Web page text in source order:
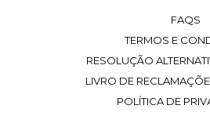
FAQS
TERMOS E
RESOLUÇÃO
LIVRO DE
POLÍTICA DE